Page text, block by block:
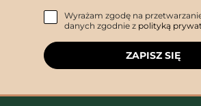
Wyrażam zgodę na
danych zgodnie z polityką
ZAPISZ SIĘ